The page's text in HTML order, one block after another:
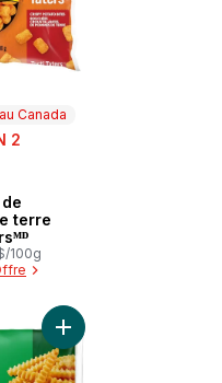
Canada
2
Canada
terre
100g
panée dino au panier
style pub,